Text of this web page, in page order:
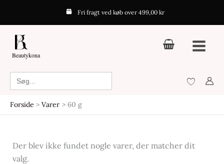
indholdet
Fri fragt ved køb over 499,00 kr
Beautykona
Search
for:
Forside Varer 60 g
Der blev ikke fundet nogle varer, der matcher dit
valg.